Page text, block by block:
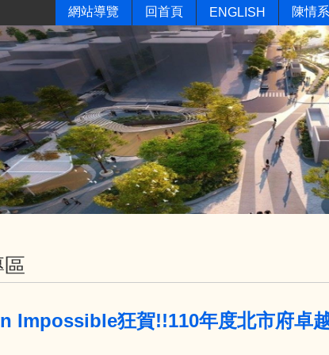
網站導覽 回首頁 ENGLISH 陳情
Impossible狂賀!!110年度北市府卓